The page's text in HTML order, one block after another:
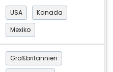
USA
Kanada
Mexiko
Großbritannien